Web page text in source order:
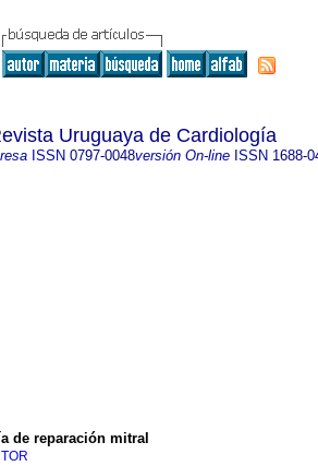
Uruguaya de Cardiología
ISSN 0797-0048versión On-lineISSN 1688-
de reparación mitral